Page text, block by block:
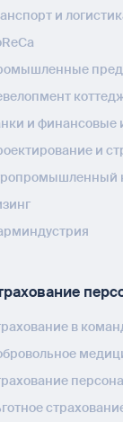
и
и финансовые
и
в